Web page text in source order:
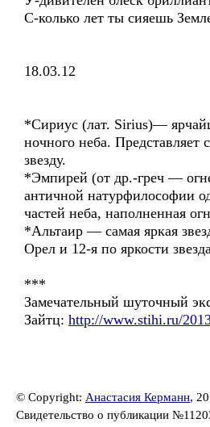
С-колько лет ты сияешь
18.03.12
*Сириус (лат. Sirius)—
ночного неба. Представляет
звезду.
*Эмпирей (от др.-греч —
античной натурфилософии
частей неба, наполненная
*Альтаир — самая яркая
Орел и 12-я по яркости
***
Замечательный шуточный
Зайтц: http://www.stihi.ru/
© Copyright: Анастасия Керманн,
Свидетельство о публикации